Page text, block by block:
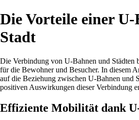
Die Vorteile einer
Stadt
Die Verbindung von U-Bahnen und Städten
für die Bewohner und Besucher. In diesem
auf die Beziehung zwischen U-Bahnen und
positiven Auswirkungen dieser Verbindung
Effiziente Mobilität dank